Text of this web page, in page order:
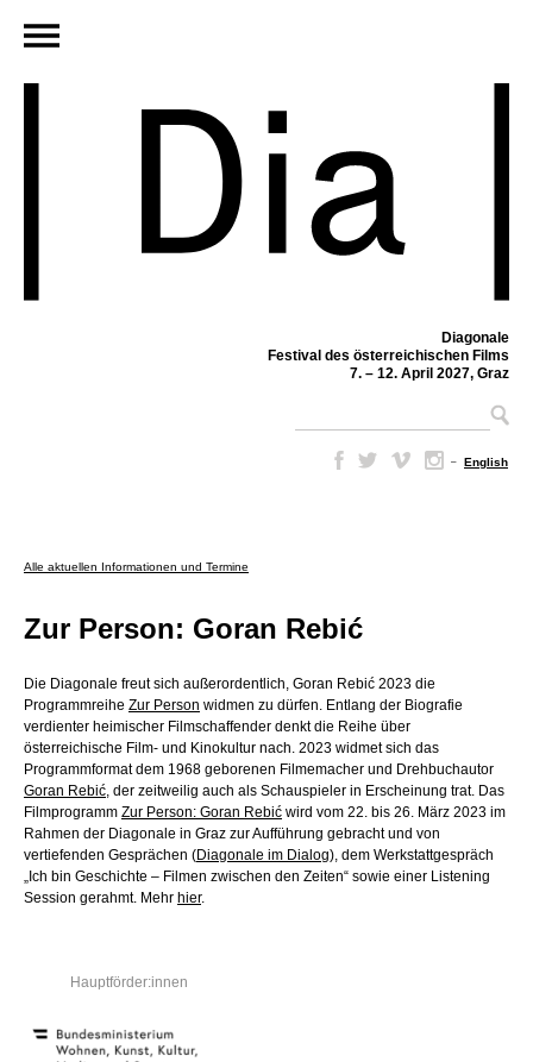
Diagonale
Festival des österreichischen Films
7. – 12. April 2027, Graz
– English
Alle aktuellen Informationen und Termine
Zur Person: Goran Rebić
Die Diagonale freut sich außerordentlich, Goran Rebić 2023 die
Programmreihe Zur Person widmen zu dürfen. Entlang der Biografie
verdienter heimischer Filmschaffender denkt die Reihe über
österreichische Film- und Kinokultur nach. 2023 widmet sich das
Programmformat dem 1968 geborenen Filmemacher und Drehbuchautor
Goran Rebić, der zeitweilig auch als Schauspieler in Erscheinung trat. Das
Filmprogramm Zur Person: Goran Rebić wird vom 22. bis 26. März 2023 im
Rahmen der Diagonale in Graz zur Aufführung gebracht und von
vertiefenden Gesprächen (Diagonale im Dialog), dem Werkstattgespräch
„ Ich bin Geschichte – Filmen zwischen den Zeiten“ sowie einer Listening
Session gerahmt. Mehr hier.
Hauptförder:innen